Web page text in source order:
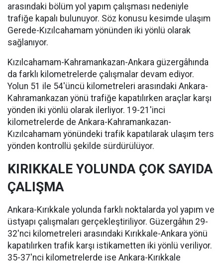
arasındaki bölüm yol yapım çalışması nedeniyle
trafiğe kapalı bulunuyor. Söz konusu kesimde ulaşım
Gerede-Kızılcahamam yönünden iki yönlü olarak
sağlanıyor.
Kızılcahamam-Kahramankazan-Ankara güzergâhında
da farklı kilometrelerde çalışmalar devam ediyor.
Yolun 51 ile 54'üncü kilometreleri arasındaki Ankara-
Kahramankazan yönü trafiğe kapatılırken araçlar karşı
yönden iki yönlü olarak ilerliyor. 19-21'inci
kilometrelerde de Ankara-Kahramankazan-
Kızılcahamam yönündeki trafik kapatılarak ulaşım ters
yönden kontrollü şekilde sürdürülüyor.
KIRIKKALE YOLUNDA ÇOK SAYIDA
ÇALIŞMA
Ankara-Kırıkkale yolunda farklı noktalarda yol yapım ve
üstyapı çalışmaları gerçekleştiriliyor. Güzergâhın 29-
32'nci kilometreleri arasındaki Kırıkkale-Ankara yönü
kapatılırken trafik karşı istikametten iki yönlü veriliyor.
35-37'nci kilometrelerde ise Ankara-Kırıkkale